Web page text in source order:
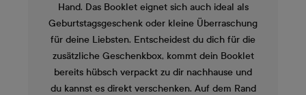
Hand. Das Booklet eignet sich auch ideal als
Geburtstagsgeschenk oder kleine Überraschung
für deine Liebsten. Entscheidest du dich für die
zusätzliche Geschenkbox, kommt dein Booklet
bereits hübsch verpackt zu dir nachhause und
du kannst es direkt verschenken. Auf dem Rand